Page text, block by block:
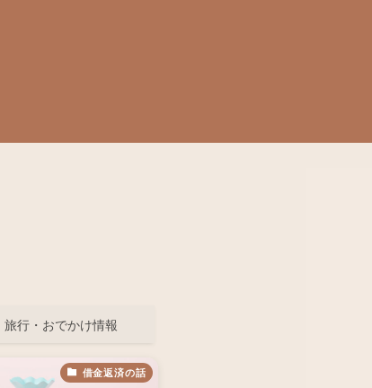
旅行・おでかけ情報
借金返済の話